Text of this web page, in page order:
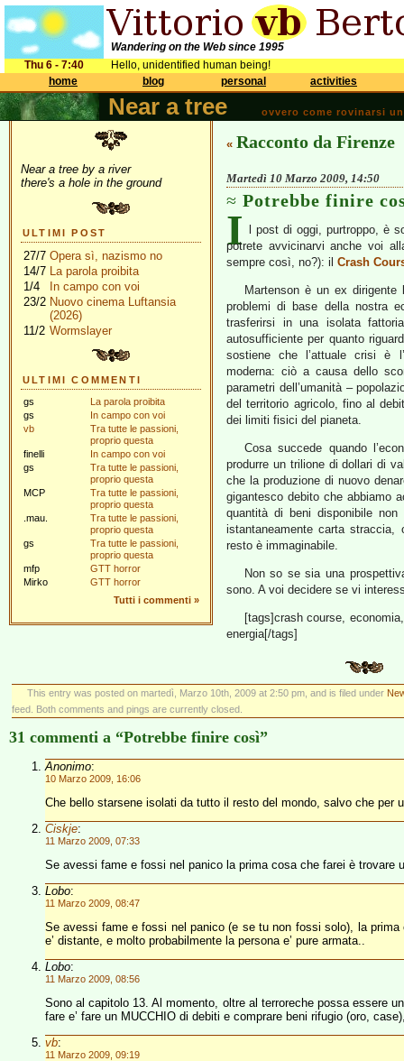
Wandering on the Web since 1995
Thu 6 - 7:40
Hello, unidentified human being!
home
blog personal activities
Near a tree ovvero come rovinarsi
Near a tree by a river
there's a hole in the ground
ULTIMI POST
27/7 Opera sì, nazismo no
14/7 La parola proibita
1/4
In campo con voi
23/2 Nuovo cinema Luftansia
(2026)
11/2 Wormslayer
ULTIMI COMMENTI
gs
La parola proibita
gs
In campo con voi
vb
Tra tutte le passioni,
proprio questa
finelli
In campo con voi
gs
Tra tutte le passioni,
proprio questa
MCP
Tra tutte le passioni,
proprio questa
.mau.
Tra tutte le passioni,
proprio questa
gs
Tra tutte le passioni,
proprio questa
mfp
GTT horror
Mirko
GTT horror
Tutti i commenti »
« Racconto da Firenze
Martedì 10 Marzo 2009, 14:50
Potrebbe finire
I
l post di oggi, purtroppo, è
potrete avvicinarvi anche voi
sempre così, no?): il Crash
Martenson è un ex dirigente
problemi di base della nostra
trasferirsi in una isolata
autosufficiente per quanto
sostiene che l’attuale crisi è
moderna: ciò a causa dello
parametri dell’umanità –
del territorio agricolo, fino al
dei limiti fisici del pianeta.
Cosa succede quando
produrre un trilione di dollari di
che la produzione di nuovo
gigantesco debito che abbiamo
quantità di beni disponibile
istantaneamente carta
resto è immaginabile.
Non so se sia una
sono. A voi decidere se vi
[tags]crash course,
energia[/tags]
This entry was posted on martedì, Marzo 10th, 2009 at 2:50 pm, and is filed under
feed. Both comments and pings are currently closed.
31 commenti a “Potrebbe finire così”
Anonimo:
10 Marzo 2009, 16:06
Che bello starsene isolati da tutto il resto del mondo, salvo che per
Ciskje:
11 Marzo 2009, 07:33
Se avessi fame e fossi nel panico la prima cosa che farei è trovare
Lobo:
11 Marzo 2009, 08:47
Se avessi fame e fossi nel panico (e se tu non fossi solo), la
e’ distante, e molto probabilmente la persona e’ pure armata..
Lobo:
11 Marzo 2009, 08:56
Sono al capitolo 13. Al momento, oltre al terroreche possa essere
fare e’ fare un MUCCHIO di debiti e comprare beni rifugio (oro,
vb:
11 Marzo 2009, 09:19